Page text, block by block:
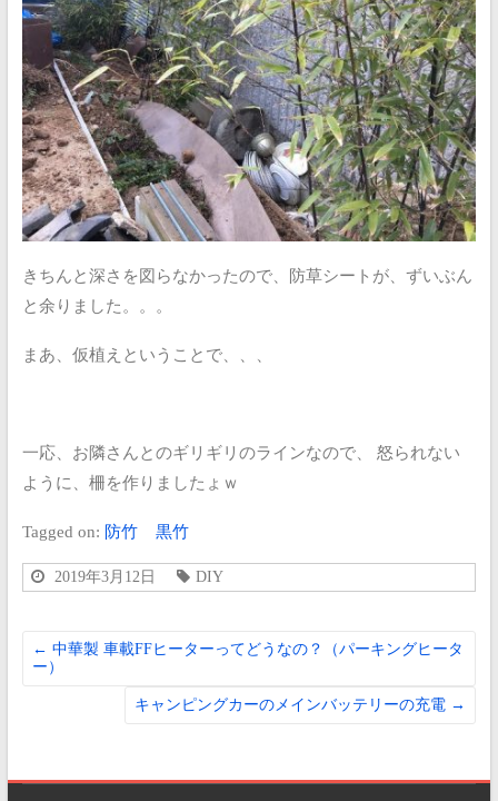
きちんと深さを図らなかったので、防草シートが、ずいぶん
と余りました。。。
まあ、仮植えということで、、、
一応、お隣さんとのギリギリのラインなので、
怒られない
ように、柵を作りましたょｗ
Tagged on: 防竹 黒竹
2019年3月12日 DIY
← 中華製 車載FFヒーターってどうなの？（パーキングヒータ
ー）
キャンピングカーのメインバッテリーの充電 →